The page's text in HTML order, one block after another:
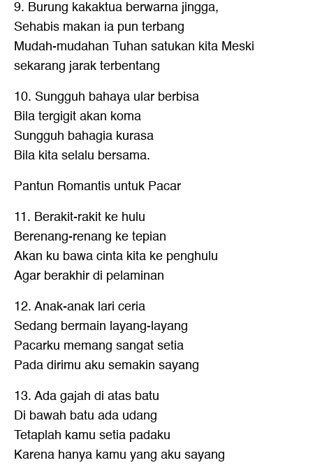
9. Burung kakaktua berwarna jingga,
Sehabis makan ia pun terbang
Mudah-mudahan Tuhan satukan kita Meski
sekarang jarak terbentang
10. Sungguh bahaya ular berbisa
Bila tergigit akan koma
Sungguh bahagia kurasa
Bila kita selalu bersama.
Pantun Romantis untuk Pacar
11. Berakit-rakit ke hulu
Berenang-renang ke tepian
Akan ku bawa cinta kita ke penghulu
Agar berakhir di pelaminan
12. Anak-anak lari ceria
Sedang bermain layang-layang
Pacarku memang sangat setia
Pada dirimu aku semakin sayang
13. Ada gajah di atas batu
Di bawah batu ada udang
Tetaplah kamu setia padaku
Karena hanya kamu yang aku sayang